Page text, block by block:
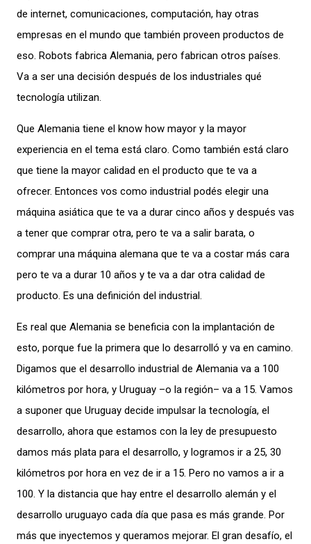
de internet, comunicaciones, computación, hay otras
empresas en el mundo que también proveen productos de
eso. Robots fabrica Alemania, pero fabrican otros países.
Va a ser una decisión después de los industriales qué
tecnología utilizan.
Que Alemania tiene el know how mayor y la mayor
experiencia en el tema está claro. Como también está claro
que tiene la mayor calidad en el producto que te va a
ofrecer. Entonces vos como industrial podés elegir una
máquina asiática que te va a durar cinco años y después vas
a tener que comprar otra, pero te va a salir barata, o
comprar una máquina alemana que te va a costar más cara
pero te va a durar 10 años y te va a dar otra calidad de
producto. Es una definición del industrial.
Es real que Alemania se beneficia con la implantación de
esto, porque fue la primera que lo desarrolló y va en camino.
Digamos que el desarrollo industrial de Alemania va a 100
kilómetros por hora, y Uruguay –o la región– va a 15. Vamos
a suponer que Uruguay decide impulsar la tecnología, el
desarrollo, ahora que estamos con la ley de presupuesto
damos más plata para el desarrollo, y logramos ir a 25, 30
kilómetros por hora en vez de ir a 15. Pero no vamos a ir a
100. Y la distancia que hay entre el desarrollo alemán y el
desarrollo uruguayo cada día que pasa es más grande. Por
más que inyectemos y queramos mejorar. El gran desafío, el